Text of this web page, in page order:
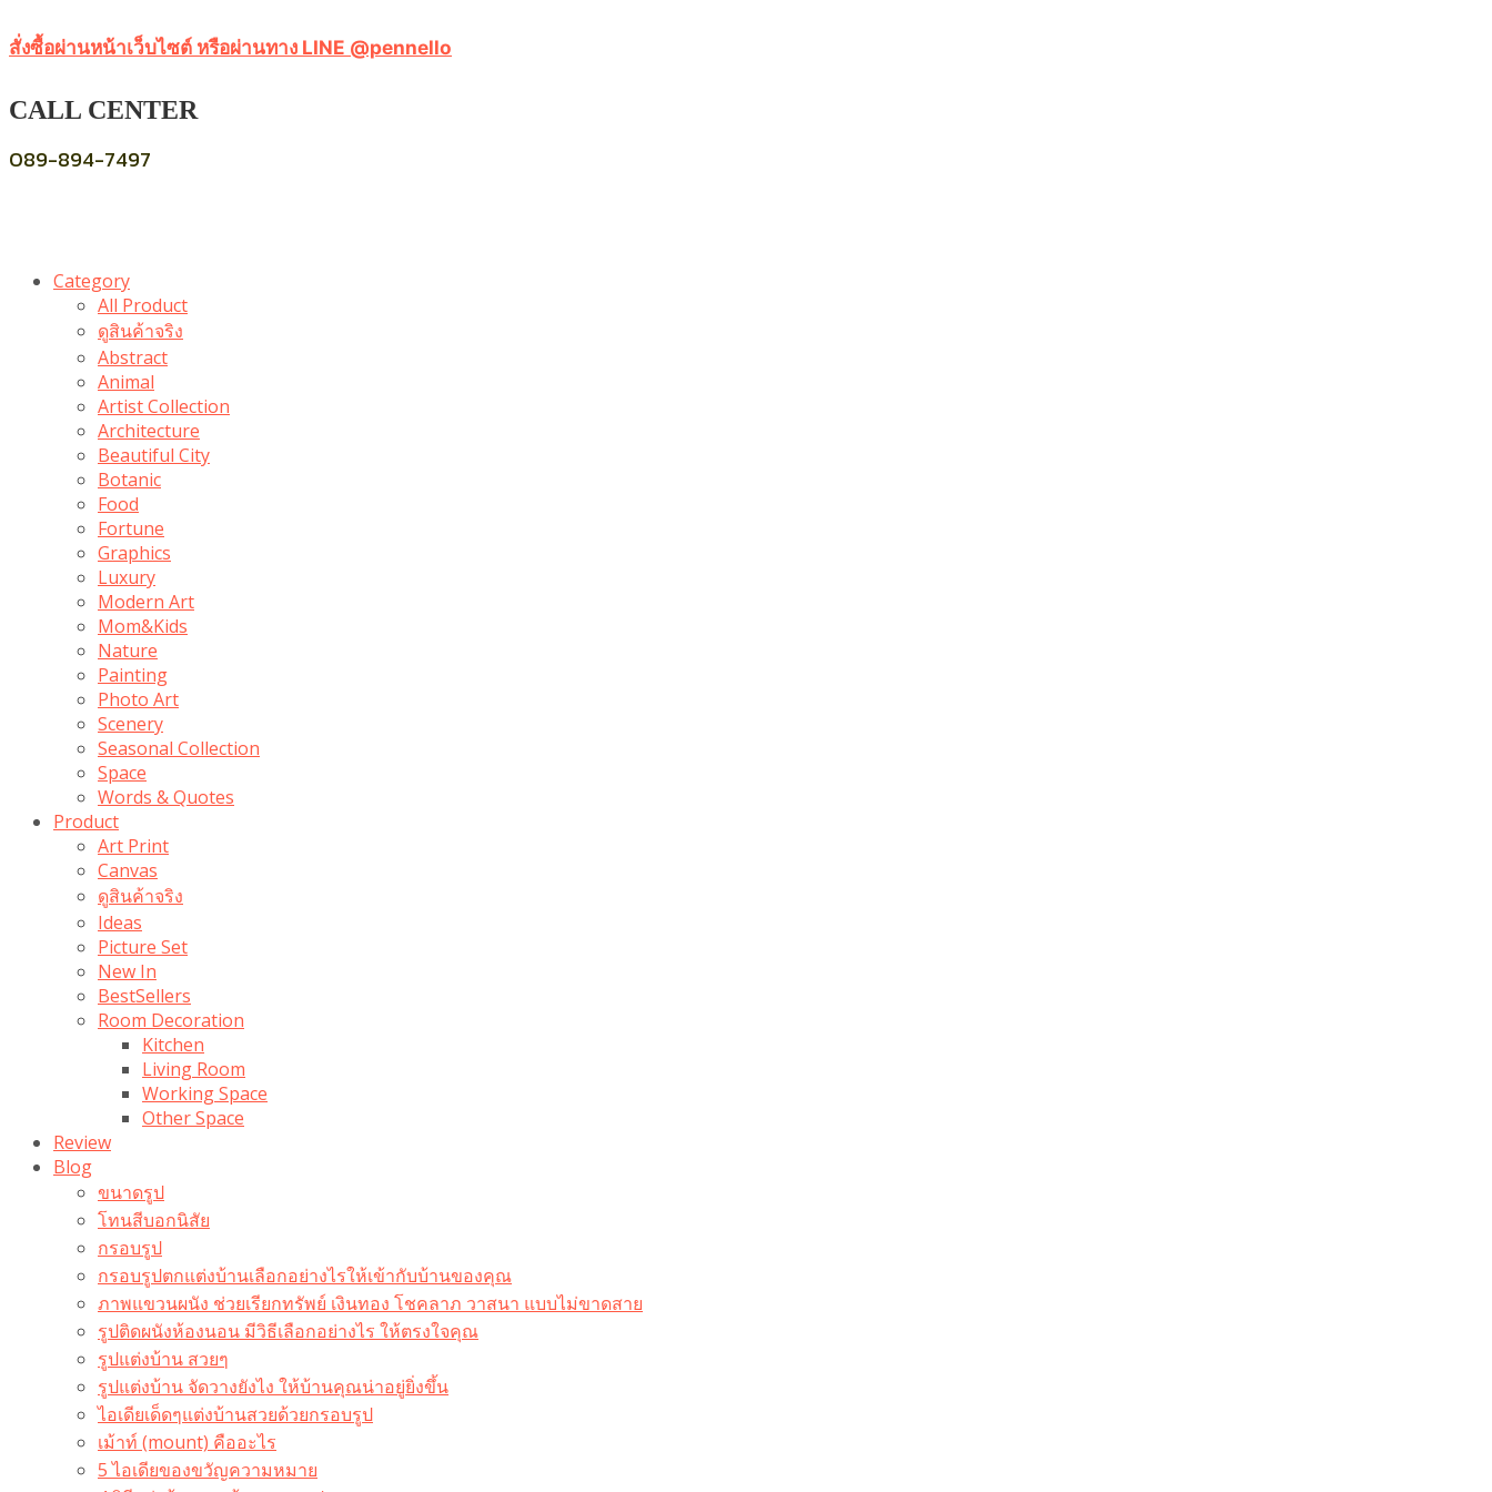
สั่งซื้อผ่านหน้าเว็บไซต์ หรือผ่านทาง LINE @pennello
CALL CENTER
089-894-7497
Category
All Product
ดูสินค้าจริง
Abstract
Animal
Artist Collection
Architecture
Beautiful City
Botanic
Food
Fortune
Graphics
Luxury
Modern Art
Mom&Kids
Nature
Painting
Photo Art
Scenery
Seasonal Collection
Space
Words & Quotes
Product
Art Print
Canvas
ดูสินค้าจริง
Ideas
Picture Set
New In
BestSellers
Room Decoration
Kitchen
Living Room
Working Space
Other Space
Review
Blog
ขนาดรูป
โทนสีบอกนิสัย
กรอบรูป
กรอบรูปตกแต่งบ้านเลือกอย่างไรให้เข้ากับบ้านของคุณ
ภาพแขวนผนัง ช่วยเรียกทรัพย์ เงินทอง โชคลาภ วาสนา แบบไม่ขาดสาย
รูปติดผนังห้องนอน มีวิธีเลือกอย่างไร ให้ตรงใจคุณ
รูปแต่งบ้าน สวยๆ
รูปแต่งบ้าน จัดวางยังไง ให้บ้านคุณน่าอยู่ยิ่งขึ้น
ไอเดียเด็ดๆแต่งบ้านสวยด้วยกรอบรูป
เม้าท์ (mount) คืออะไร​
5 ไอเดียของขวัญความหมาย